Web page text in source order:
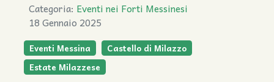
Categoria: Eventi nei Forti Messinesi
18 Gennaio 2025
Eventi Messina
Castello di Milazzo
Estate Milazzese